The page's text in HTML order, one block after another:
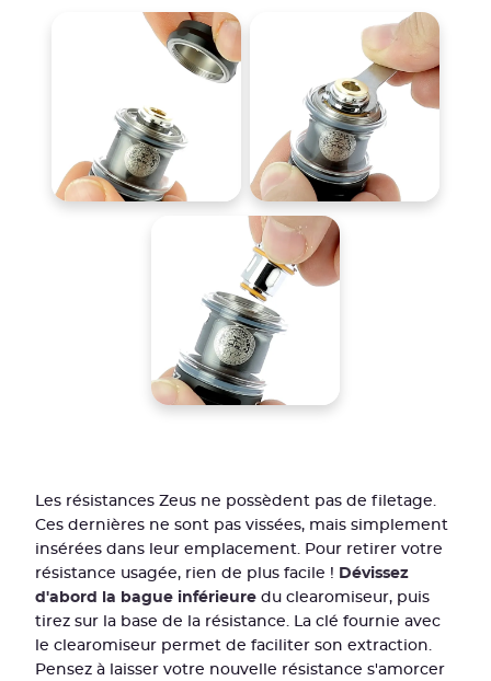
Les résistances Zeus ne possèdent pas de filetage.
Ces dernières ne sont pas vissées, mais simplement
insérées dans leur emplacement. Pour retirer votre
résistance usagée, rien de plus facile ! Dévissez
d'abord la bague inférieure du clearomiseur, puis
tirez sur la base de la résistance. La clé fournie avec
le clearomiseur permet de faciliter son extraction.
Pensez à laisser votre nouvelle résistance s'amorcer